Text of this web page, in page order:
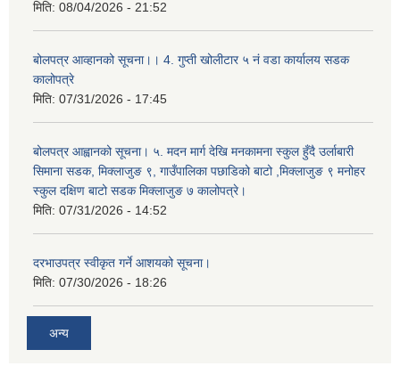
मिति: 08/04/2026 - 21:52
बोलपत्र आव्हानको सूचना।। 4. गुप्ती खोलीटार ५ नं वडा कार्यालय सडक
कालोपत्रे
मिति: 07/31/2026 - 17:45
बोलपत्र आह्वानको सूचना। ५. मदन मार्ग देखि मनकामना स्कुल हुँदै उर्लाबारी
सिमाना सडक, मिक्लाजुङ ९, गाउँपालिका पछाडिको बाटो ,मिक्लाजुङ ९ मनोहर
स्कुल दक्षिण बाटो सडक मिक्लाजुङ ७ कालोपत्रे।
मिति: 07/31/2026 - 14:52
दरभाउपत्र स्वीकृत गर्ने आशयको सूचना।
मिति: 07/30/2026 - 18:26
अन्य